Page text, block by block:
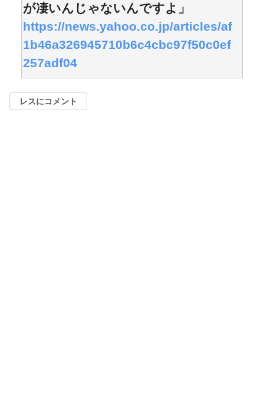
が凄いんじゃないんですよ」
https://news.yahoo.co.jp/articles/af
1b46a326945710b6c4cbc97f50c0ef
257adf04
レスにコメント